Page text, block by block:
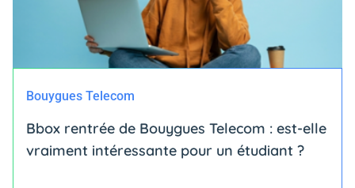
Bouygues Telecom
Bbox rentrée de Bouygues Telecom : est-elle
vraiment intéressante pour un étudiant ?